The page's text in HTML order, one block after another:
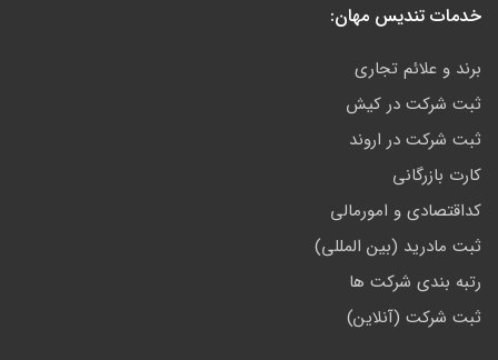
خدمات تندیس مهان:
برند و علائم تجاری
ثبت شرکت در کیش
ثبت شرکت در اروند
کارت بازرگانی
کداقتصادی و امورمالی
ثبت مادرید (بین المللی)
رتبه بندی شرکت ها
ثبت شرکت (آنلاین)